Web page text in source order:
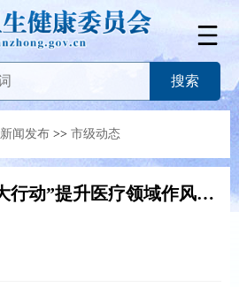
新闻发布 >> 市级动态
市卫健委开展“三大行动”提升医疗领域作风质效